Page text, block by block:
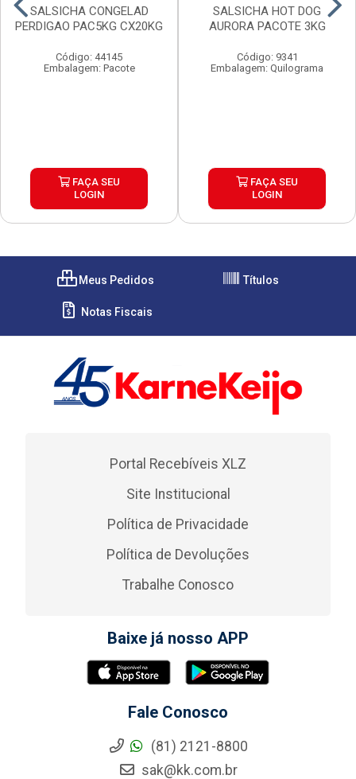
SALSICHA CONGELAD
PERDIGAO PAC5KG CX20KG
Código: 44145
Embalagem: Pacote
FAÇA SEU
LOGIN
SALSICHA HOT DOG
AURORA PACOTE 3KG
Código: 9341
Embalagem: Quilograma
FAÇA SEU
LOGIN
Meus Pedidos Títulos
Notas Fiscais
Portal Recebíveis XLZ
Site Institucional
Política de Privacidade
Política de Devoluções
Trabalhe Conosco
Baixe já nosso APP
Fale Conosco
(81) 2121-8800
sak@kk.com.br